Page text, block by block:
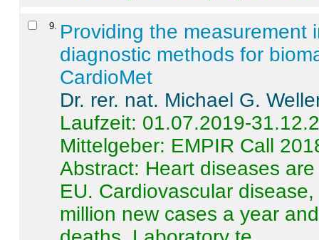
9
Providing the measurement
diagnostic methods for
CardioMet
Dr. rer. nat. Michael G.
Laufzeit: 01.07.2019-
Mittelgeber: EMPIR Call
Abstract: Heart diseases
EU. Cardiovascular
million new cases a year